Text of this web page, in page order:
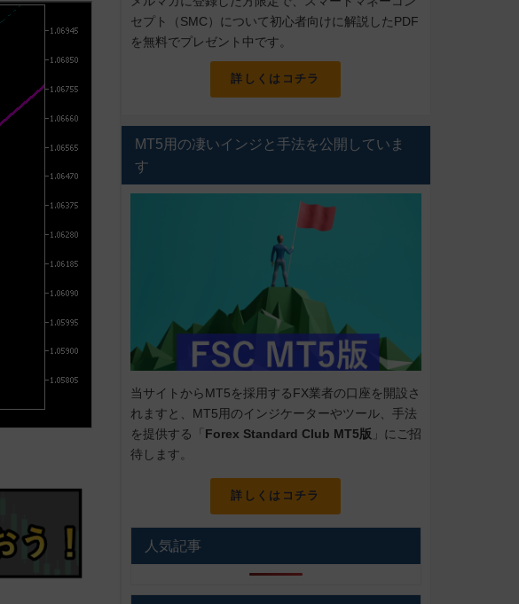
セプト（SMC）について初心者向けに解説したPDF
を無料でプレゼント中です。
詳しくはコチラ
MT5用の凄いインジと手法を公開していま
す
当サイトからMT5を採用するFX業者の口座を開設さ
れますと、MT5用のインジケーターやツール、手法
を提供する「 Forex Standard Club MT5版 」にご招
待します。
詳しくはコチラ
人気記事